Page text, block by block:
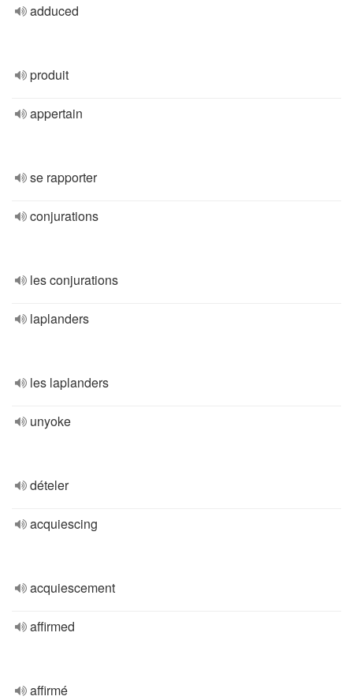
adduced
produit
appertain
se rapporter
conjurations
les conjurations
laplanders
les laplanders
unyoke
dételer
acquiescing
acquiescement
affirmed
affirmé